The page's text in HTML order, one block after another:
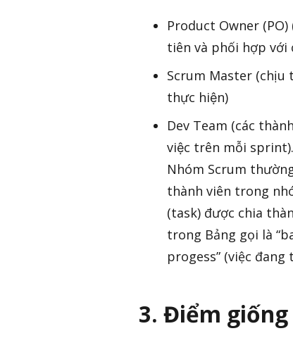
Product Owner
tiên và phối hợp với
Scrum Master
thực hiện)
Dev Team (các
việc trên mỗi sprint).
Nhóm Scrum
thành viên trong
(task) được chia
trong Bảng gọi là
progess” (việc đang
3. Điểm